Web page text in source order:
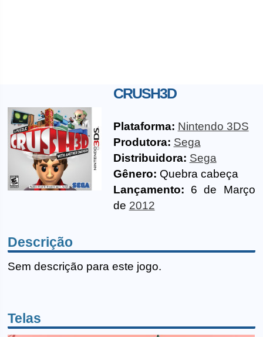
CRUSH3D
Plataforma: Nintendo 3DS
Produtora: Sega
Distribuidora: Sega
Gênero: Quebra cabeça
Lançamento: 6 de Março
de 2012
Descrição
Sem descrição para este jogo.
Telas